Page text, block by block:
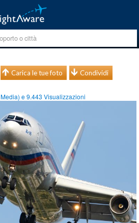
Carica le tue foto Condividi
Media) e9.443 Visualizzazioni